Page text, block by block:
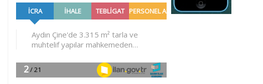
Furkan SARICA
GÜNDEMDE NELER
OLMALI?